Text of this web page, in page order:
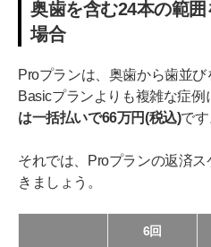
奥歯を含む24本の範
場合
Proプランは、奥歯から歯並び
Basicプランよりも複雑な症例
は一括払いで66万円(税込)です
それでは、Proプランの返済
きましょう。
6回